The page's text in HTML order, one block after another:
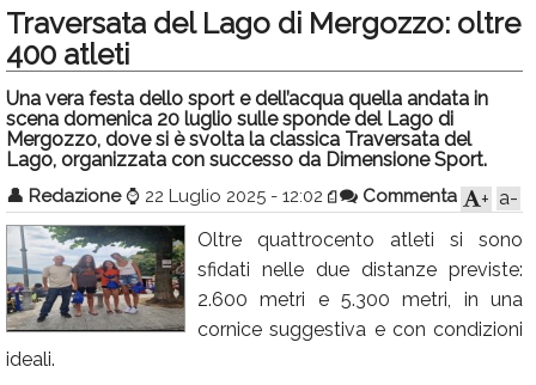
Politica
Sport
Eventi
Rubriche
Calendario
Annunci
Traversata del Lago di Mergozzo: oltre
400 atleti
Una vera festa dello sport e dell’acqua quella andata in
scena domenica 20 luglio sulle sponde del Lago di
Mergozzo, dove si è svolta la classica Traversata del
Lago, organizzata con successo da Dimensione Sport.
👤 Redazione ⌚ 22 Luglio 2025 - 12:02 Commenta a-
+
Oltre quattrocento atleti si sono
sfidati nelle due distanze previste:
2.600 metri e 5.300 metri, in una
cornice suggestiva e con condizioni
ideali.